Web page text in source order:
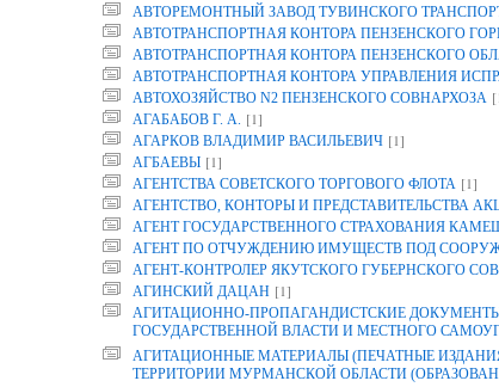
АВТОРЕМОНТНЫЙ ЗАВОД ТУВИНСКОГО
АВТОТРАНСПОРТНАЯ КОНТОРА ПЕНЗЕНСКОГО
АВТОТРАНСПОРТНАЯ КОНТОРА ПЕНЗЕНСКОГО
АВТОТРАНСПОРТНАЯ КОНТОРА УПРАВЛЕНИЯ
АВТОХОЗЯЙСТВО N2 ПЕНЗЕНСКОГО СОВНАРХОЗА
АГАБАБОВ Г. А. [1]
АГАРКОВ ВЛАДИМИР ВАСИЛЬЕВИЧ [1]
АГБАЕВЫ [1]
АГЕНТСТВА СОВЕТСКОГО ТОРГОВОГО ФЛОТА [1]
АГЕНТСТВО, КОНТОРЫ И ПРЕДСТАВИТЕЛЬСТВА
АГЕНТ ГОСУДАРСТВЕННОГО СТРАХОВАНИЯ
АГЕНТ ПО ОТЧУЖДЕНИЮ ИМУЩЕСТВ ПОД
АГЕНТ-КОНТРОЛЕР ЯКУТСКОГО ГУБЕРНСКОГО
АГИНСКИЙ ДАЦАН [1]
АГИТАЦИОННО-ПРОПАГАНДИСТСКИЕ
ГОСУДАРСТВЕННОЙ ВЛАСТИ И МЕСТНОГО
АГИТАЦИОННЫЕ МАТЕРИАЛЫ (ПЕЧАТНЫЕ
ТЕРРИТОРИИ МУРМАНСКОЙ ОБЛАСТИ